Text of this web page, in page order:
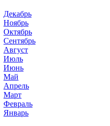
Декабрь
Ноябрь
Октябрь
Сентябрь
Август
Июль
Июнь
Май
Апрель
Март
Февраль
Январь